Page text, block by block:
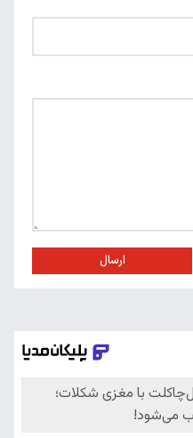
ارسال